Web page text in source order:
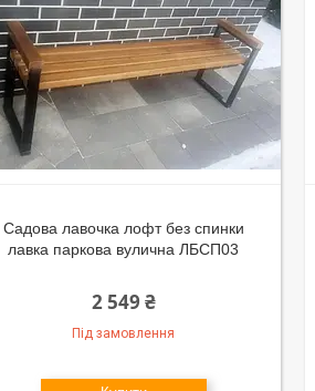
Садова лавочка лофт без спинки
лавка паркова вулична ЛБСП03
2 549 ₴
Під замовлення